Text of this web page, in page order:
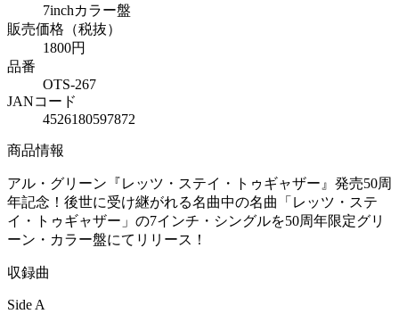
7inchカラー盤
販売価格（税抜）
1800円
品番
OTS-267
JANコード
4526180597872
商品情報
アル・グリーン『レッツ・ステイ・トゥギャザー』発売50周
年記念！後世に受け継がれる名曲中の名曲「レッツ・ステ
イ・トゥギャザー」の7インチ・シングルを50周年限定グリ
ーン・カラー盤にてリリース！
収録曲
Side A